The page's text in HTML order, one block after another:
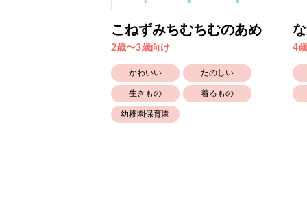
こねずみちむちむのあめ
2歳〜3歳向け
かわいい たのしい
生きもの 着るもの
幼稚園保育園
4